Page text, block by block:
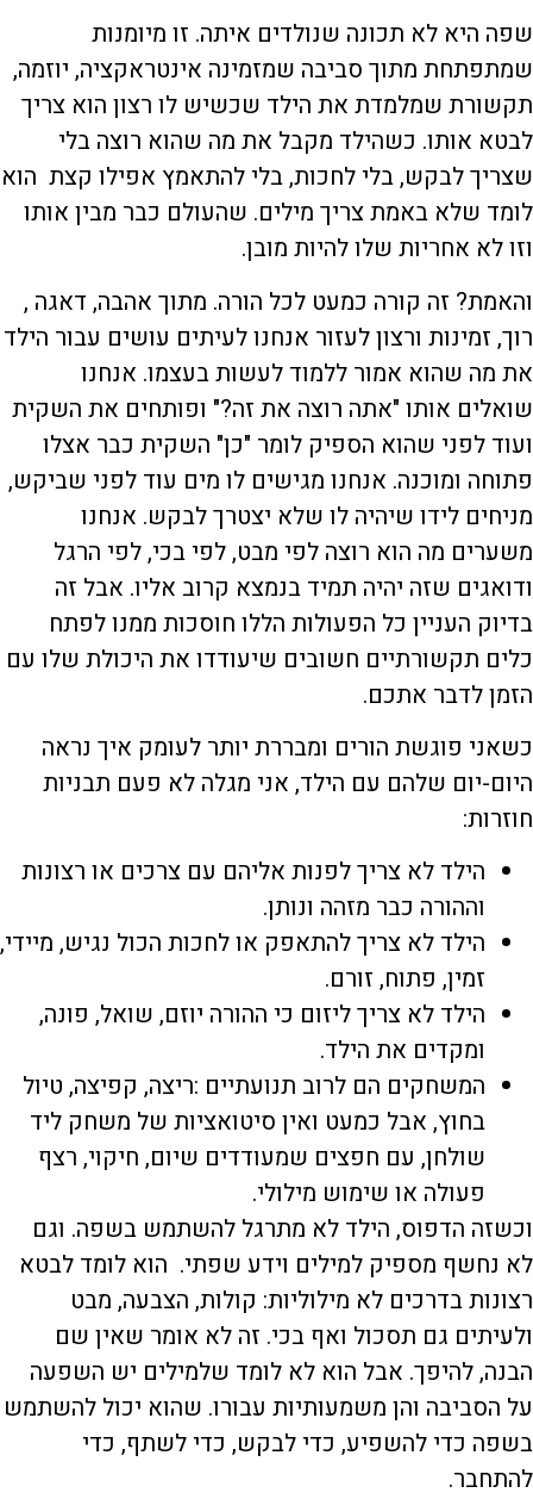
שפה היא לא תכונה שנולדים איתה. זו מיומנות
שמתפתחת מתוך סביבה שמזמינה אינטראקציה, יוזמה,
תקשורת שמלמדת את הילד שכשיש לו רצון הוא צריך
לבטא אותו. כשהילד מקבל את מה שהוא רוצה בלי
שצריך לבקש, בלי לחכות, בלי להתאמץ אפילו קצת הוא
לומד שלא באמת צריך מילים. שהעולם כבר מבין אותו
וזו לא אחריות שלו להיות מובן.
והאמת? זה קורה כמעט לכל הורה. מתוך אהבה, דאגה ,
רוך, זמינות ורצון לעזור אנחנו לעיתים עושים עבור הילד
את מה שהוא אמור ללמוד לעשות בעצמו. אנחנו
שואלים אותו "אתה רוצה את זה?" ופותחים את השקית
ועוד לפני שהוא הספיק לומר "כן" השקית כבר אצלו
פתוחה ומוכנה. אנחנו מגישים לו מים עוד לפני שביקש,
מניחים לידו שיהיה לו שלא יצטרך לבקש. אנחנו
משערים מה הוא רוצה לפי מבט, לפי בכי, לפי הרגל
ודואגים שזה יהיה תמיד בנמצא קרוב אליו. אבל זה
בדיוק העניין כל הפעולות הללו חוסכות ממנו לפתח
כלים תקשורתיים חשובים שיעודדו את היכולת שלו עם
הזמן לדבר אתכם.
כשאני פוגשת הורים ומבררת יותר לעומק איך נראה
היום-יום שלהם עם הילד, אני מגלה לא פעם תבניות
חוזרות:
הילד לא צריך לפנות אליהם עם צרכים או רצונות
וההורה כבר מזהה ונותן.
הילד לא צריך להתאפק או לחכות הכול נגיש, מיידי,
זמין, פתוח, זורם.
הילד לא צריך ליזום כי ההורה יוזם, שואל, פונה,
ומקדים את הילד.
המשחקים הם לרוב תנועתיים :ריצה, קפיצה, טיול
בחוץ, אבל כמעט ואין סיטואציות של משחק ליד
שולחן, עם חפצים שמעודדים שיום, חיקוי, רצף
פעולה או שימוש מילולי.
וכשזה הדפוס, הילד לא מתרגל להשתמש בשפה. וגם
לא נחשף מספיק למילים וידע שפתי. הוא לומד לבטא
רצונות בדרכים לא מילוליות: קולות, הצבעה, מבט
ולעיתים גם תסכול ואף בכי. זה לא אומר שאין שם
הבנה, להיפך. אבל הוא לא לומד שלמילים יש השפעה
על הסביבה והן משמעותיות עבורו. שהוא יכול להשתמש
בשפה כדי להשפיע, כדי לבקש, כדי לשתף, כדי
להתחבר.